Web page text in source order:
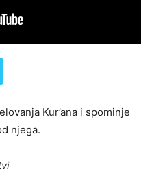
Kur’ana i spominje
njega.